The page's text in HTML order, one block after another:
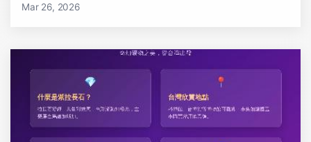
Mar 26, 2026